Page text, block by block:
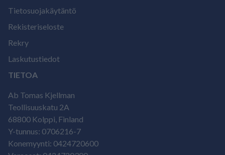
Tietosuojakäytäntö
Rekisteriseloste
Rekry
Laskutustiedot
TIETOA
Ab Tomas Kjellman
Teollisuuskatu 2A
68800 Kolppi, Finland
Y-tunnus: 0706216-7
Konemyynti: 0424720600